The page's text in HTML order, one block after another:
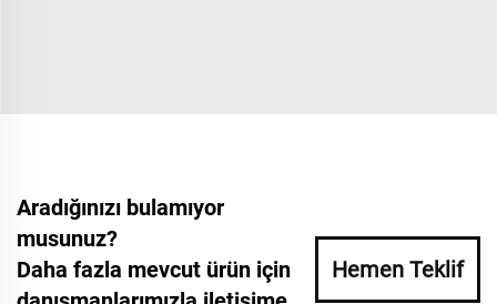
Aradığınızı bulamıyor
musunuz?
Daha fazla mevcut ürün için
Hemen Teklif